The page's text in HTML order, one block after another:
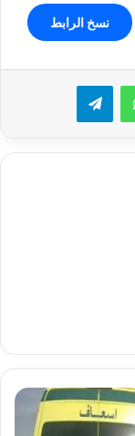
نسخ الرابط
واتساب تيلقرام